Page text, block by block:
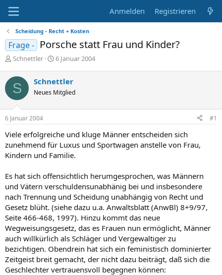
Anmelden Registrieren
Scheidung - Recht + Kosten
Frage - Porsche statt Frau und Kinder?
E
s
t
e
l
l
e
Schnettler
E
t
e
l
m
6 Januar 2004
S Schnettler
Neues Mitglied
6 Januar 2004 #1
Viele erfolgreiche und kluge Männer entscheiden sich
zunehmend für Luxus und Sportwagen anstelle von Frau,
Kindern und Familie.
Es hat sich offensichtlich herumgesprochen, was Männern
und Vätern verschuldensunabhänig bei und insbesondere
nach Trennung und Scheidung unabhängig von Recht und
Gesetz blüht. (siehe dazu u.a. Anwaltsblatt (AnwBl) 8+9/97,
Seite 466-468, 1997). Hinzu kommt das neue
Wegweisungsgesetz, das es Frauen nun ermöglicht, Männer
auch willkürlich als Schläger und Vergewaltiger zu
bezichtigen. Obendrein hat sich ein feministisch dominierter
Zeitgeist breit gemacht, der nicht dazu beiträgt, daß sich die
Geschlechter vertrauensvoll begegnen können: